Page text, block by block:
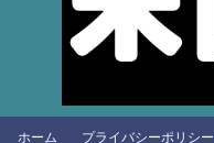
ホーム プライバシーポリシー